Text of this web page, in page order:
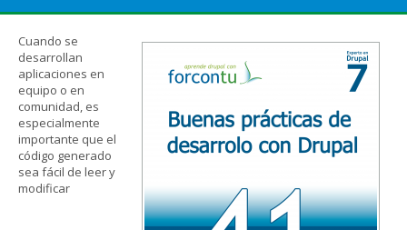
Cuando se
desarrollan
aplicaciones en
equipo o en
comunidad, es
especialmente
importante que el
código generado
sea fácil de leer y
modificar